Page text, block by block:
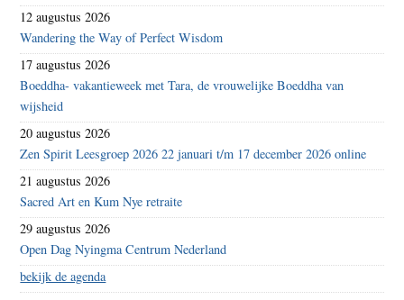
12 augustus 2026
Wandering the Way of Perfect Wisdom
17 augustus 2026
Boeddha- vakantieweek met Tara, de vrouwelijke Boeddha van
wijsheid
20 augustus 2026
Zen Spirit Leesgroep 2026 22 januari t/m 17 december 2026 online
21 augustus 2026
Sacred Art en Kum Nye retraite
29 augustus 2026
Open Dag Nyingma Centrum Nederland
bekijk de agenda